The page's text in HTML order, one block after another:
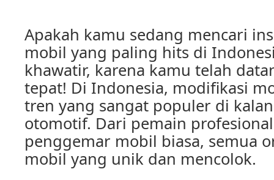
Apakah kamu sedang mencari
mobil yang paling hits di
khawatir, karena kamu telah
tepat! Di Indonesia, modifikasi
tren yang sangat populer di
otomotif. Dari pemain
penggemar mobil biasa, semua
mobil yang unik dan mencolok.